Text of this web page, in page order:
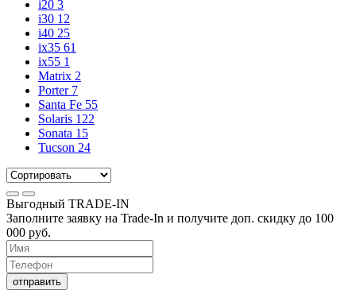
i20 3
i30 12
i40 25
ix35 61
ix55 1
Matrix 2
Porter 7
Santa Fe 55
Solaris 122
Sonata 15
Tucson 24
Выгодный TRADE-IN
Заполните заявку на Trade-In и получите доп. скидку до 100
000 руб.
отправить